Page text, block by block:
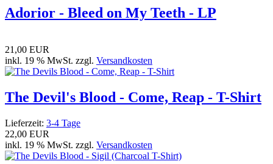
Adorior - Bleed on My Teeth - LP
21,00 EUR
inkl. 19 % MwSt. zzgl. Versandkosten
The Devil's Blood - Come, Reap - T-Shirt
Lieferzeit: 3-4 Tage
22,00 EUR
inkl. 19 % MwSt. zzgl. Versandkosten